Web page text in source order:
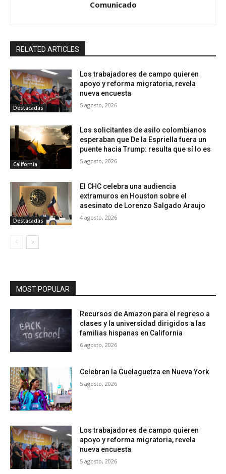
Comunicado
RELATED ARTICLES
Destacadas
Los trabajadores de campo quieren
apoyo y reforma migratoria, revela
nueva encuesta
5 agosto, 2026
California
Los solicitantes de asilo colombianos
esperaban que De la Espriella fuera un
puente hacia Trump: resulta que sí lo es
5 agosto, 2026
Destacadas
El CHC celebra una audiencia
extramuros en Houston sobre el
asesinato de Lorenzo Salgado Araujo
4 agosto, 2026
MOST POPULAR
Recursos de Amazon para el regreso a
clases y la universidad dirigidos a las
familias hispanas en California
6 agosto, 2026
Celebran la Guelaguetza en Nueva York
5 agosto, 2026
Los trabajadores de campo quieren
apoyo y reforma migratoria, revela
nueva encuesta
5 agosto, 2026